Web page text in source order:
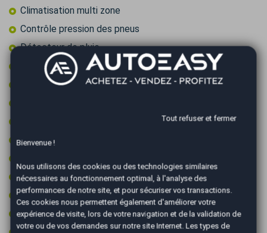
Climatisation multi zone
Contrôle pression des pneus
Détecteur de pluie
Feux LED
Fixations ISOFIX
Intérieur cuir
Kit de gonflage (sans roue de secours)
Limiteur de vitesse
Ordinateur de bord
Tout refuser et fermer
Bienvenue !
Nous utilisons des cookies ou des technologies similaires
nécessaires au fonctionnement optimal, à l'analyse des
performances de notre site, et pour sécuriser vos transactions.
Ces cookies nous permettent également d'améliorer votre
expérience de visite, lors de votre navigation et de la validation de
votre ou de vos demandes sur notre site Internet. Les types de